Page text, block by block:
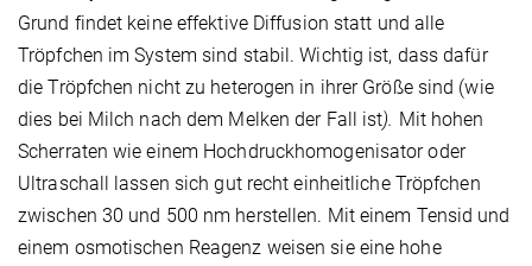
Grund findet keine effektive Diffusion statt und alle
Tröpfchen im System sind stabil. Wichtig ist, dass dafür
die Tröpfchen nicht zu heterogen in ihrer Größe sind (wie
dies bei Milch nach dem Melken der Fall ist). Mit hohen
Scherraten wie einem Hochdruckhomogenisator oder
Ultraschall lassen sich gut recht einheitliche Tröpfchen
zwischen 30 und 500 nm herstellen. Mit einem Tensid und
einem osmotischen Reagenz weisen sie eine hohe